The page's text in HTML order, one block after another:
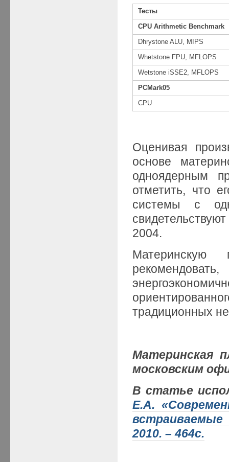
Тесты
CPU Arithmetic Benchmark
Dhrystone ALU, MIPS
Whetstone FPU, MFLOPS
Wetstone iSSE2, MFLOPS
PCMark05
CPU
Оценивая
основе
одноядерным
отметить, что
системы c
2004.
Материнскую
традиционных
Материнская
московским
В статье
Е.А.
2010. – 464с.